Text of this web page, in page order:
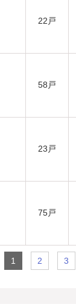
22戸
58戸
23戸
75戸
1 2 3